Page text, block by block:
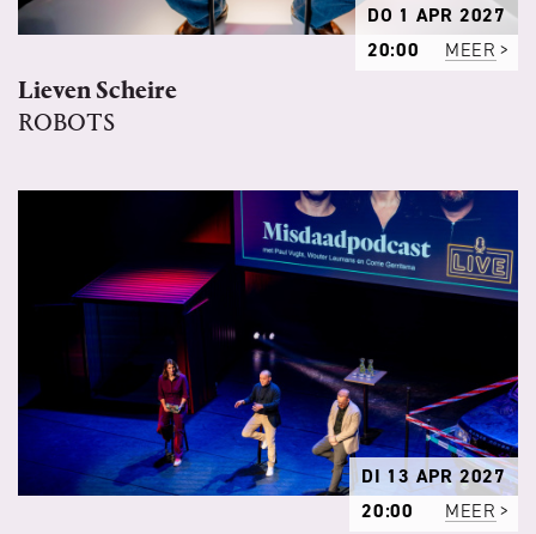
DO 1 APR 2027
20:00
MEER
Lieven Scheire
ROBOTS
DI 13 APR 2027
20:00
MEER